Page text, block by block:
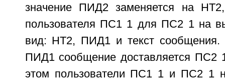
значение ПИД2 заменяется на
пользователя ПС1 1 для ПС2 1 на
вид: НТ2, ПИД1 и текст
ПИД1 сообщение доставляется ПС2
этом пользователи ПС1 1 и ПС2 1